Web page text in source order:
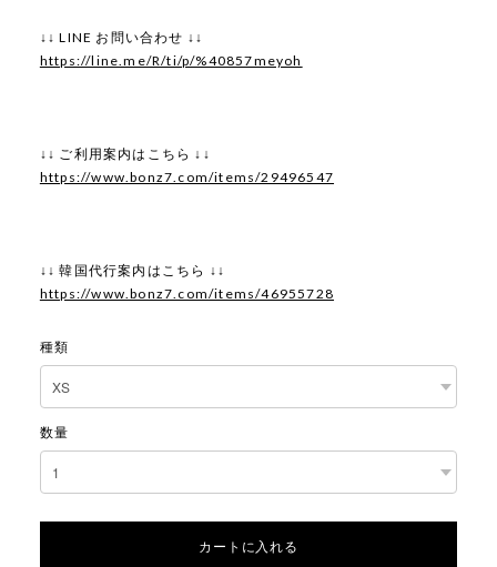
↓↓ LINE お問い合わせ ↓↓
https://line.me/R/ti/p/%40857meyoh
↓↓ ご利用案内はこちら ↓↓
https://www.bonz7.com/items/29496547
↓↓ 韓国代行案内はこちら ↓↓
https://www.bonz7.com/items/46955728
種類
数量
カートに入れる